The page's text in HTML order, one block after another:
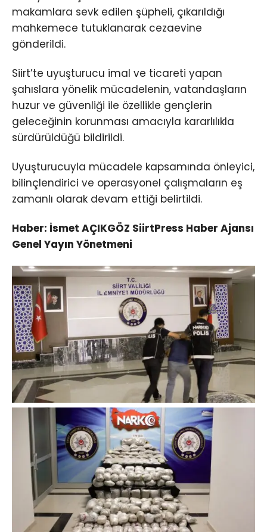
makamlara sevk edilen şüpheli, çıkarıldığı
mahkemece tutuklanarak cezaevine
gönderildi.
Siirt’te uyuşturucu imal ve ticareti yapan
şahıslara yönelik mücadelenin, vatandaşların
huzur ve güvenliği ile özellikle gençlerin
geleceğinin korunması amacıyla kararlılıkla
sürdürüldüğü bildirildi.
Uyuşturucuyla mücadele kapsamında önleyici,
bilinçlendirici ve operasyonel çalışmaların eş
zamanlı olarak devam ettiği belirtildi.
Haber: İsmet AÇIKGÖZ SiirtPress Haber Ajansı
Genel Yayın Yönetmeni